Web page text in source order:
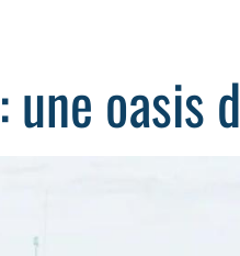
oasis